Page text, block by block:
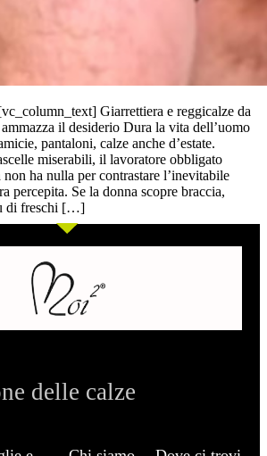
Giarrettiera e reggicalze da
il desiderio Dura la vita dell’uomo
pantaloni, calze anche d’estate.
miserabili, il lavoratore obbligato
ha nulla per contrastare l’inevitabile
percepita. Se la donna scopre braccia,
di freschi […]
delle calze